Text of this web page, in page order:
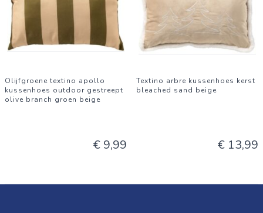
Olijfgroene textino apollo
kussenhoes outdoor gestreept
olive branch groen beige
€ 9,99
Textino arbre kussenhoes kerst
bleached sand beige
€ 13,99